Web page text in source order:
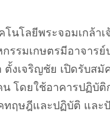
นโลยีพระจอมเกล้า
รมเกษตรมีอาจารย์
ตั้งเจริญชัย เปิดรับส
โดยใช้อาคารปฏิบัติ
ทฤษฎีและปฏิบัติ และ